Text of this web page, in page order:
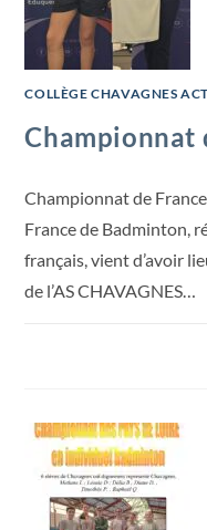
COLLÈGE CHAVAGNES
Championnat
Championnat de
France de Badminton,
français, vient d’avoir
de l’AS CHAVAGNES…